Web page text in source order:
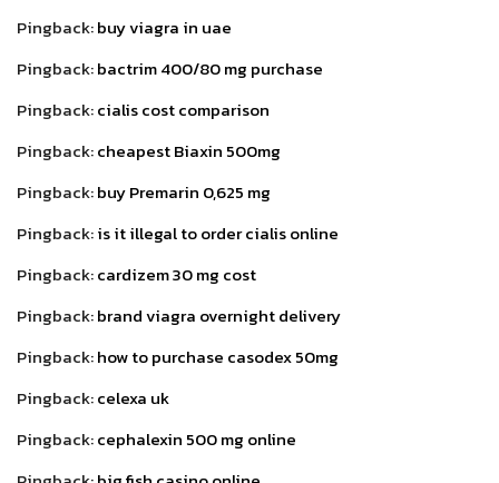
Pingback:buy viagra in uae
Pingback:bactrim 400/80 mg purchase
Pingback:cialis cost comparison
Pingback:cheapest Biaxin 500mg
Pingback:buy Premarin 0,625 mg
Pingback:is it illegal to order cialis online
Pingback:cardizem 30 mg cost
Pingback:brand viagra overnight delivery
Pingback:how to purchase casodex 50mg
Pingback:celexa uk
Pingback:cephalexin 500 mg online